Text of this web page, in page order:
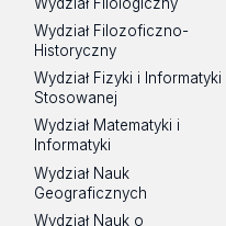
Wydział Filozoficzno-
Historyczny
Wydział Fizyki i Informatyki
Stosowanej
Wydział Matematyki i
Informatyki
Wydział Nauk
Geograficznych
Wydział Nauk o